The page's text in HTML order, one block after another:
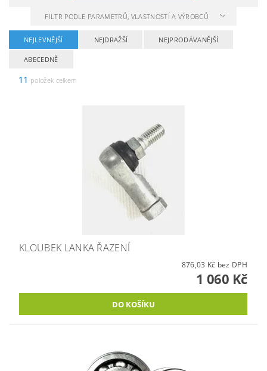
FILTR PODLE PARAMETRŮ, VLASTNOSTÍ A VÝROBCŮ
NEJLEVNĚJŠÍ NEJDRAŽŠÍ NEJPRODÁVANĚJŠÍ
ABECEDNĚ
11 položek celkem
KLOUBEK LANKA ŘAZENÍ
876,03 Kč bez DPH
1 060 Kč